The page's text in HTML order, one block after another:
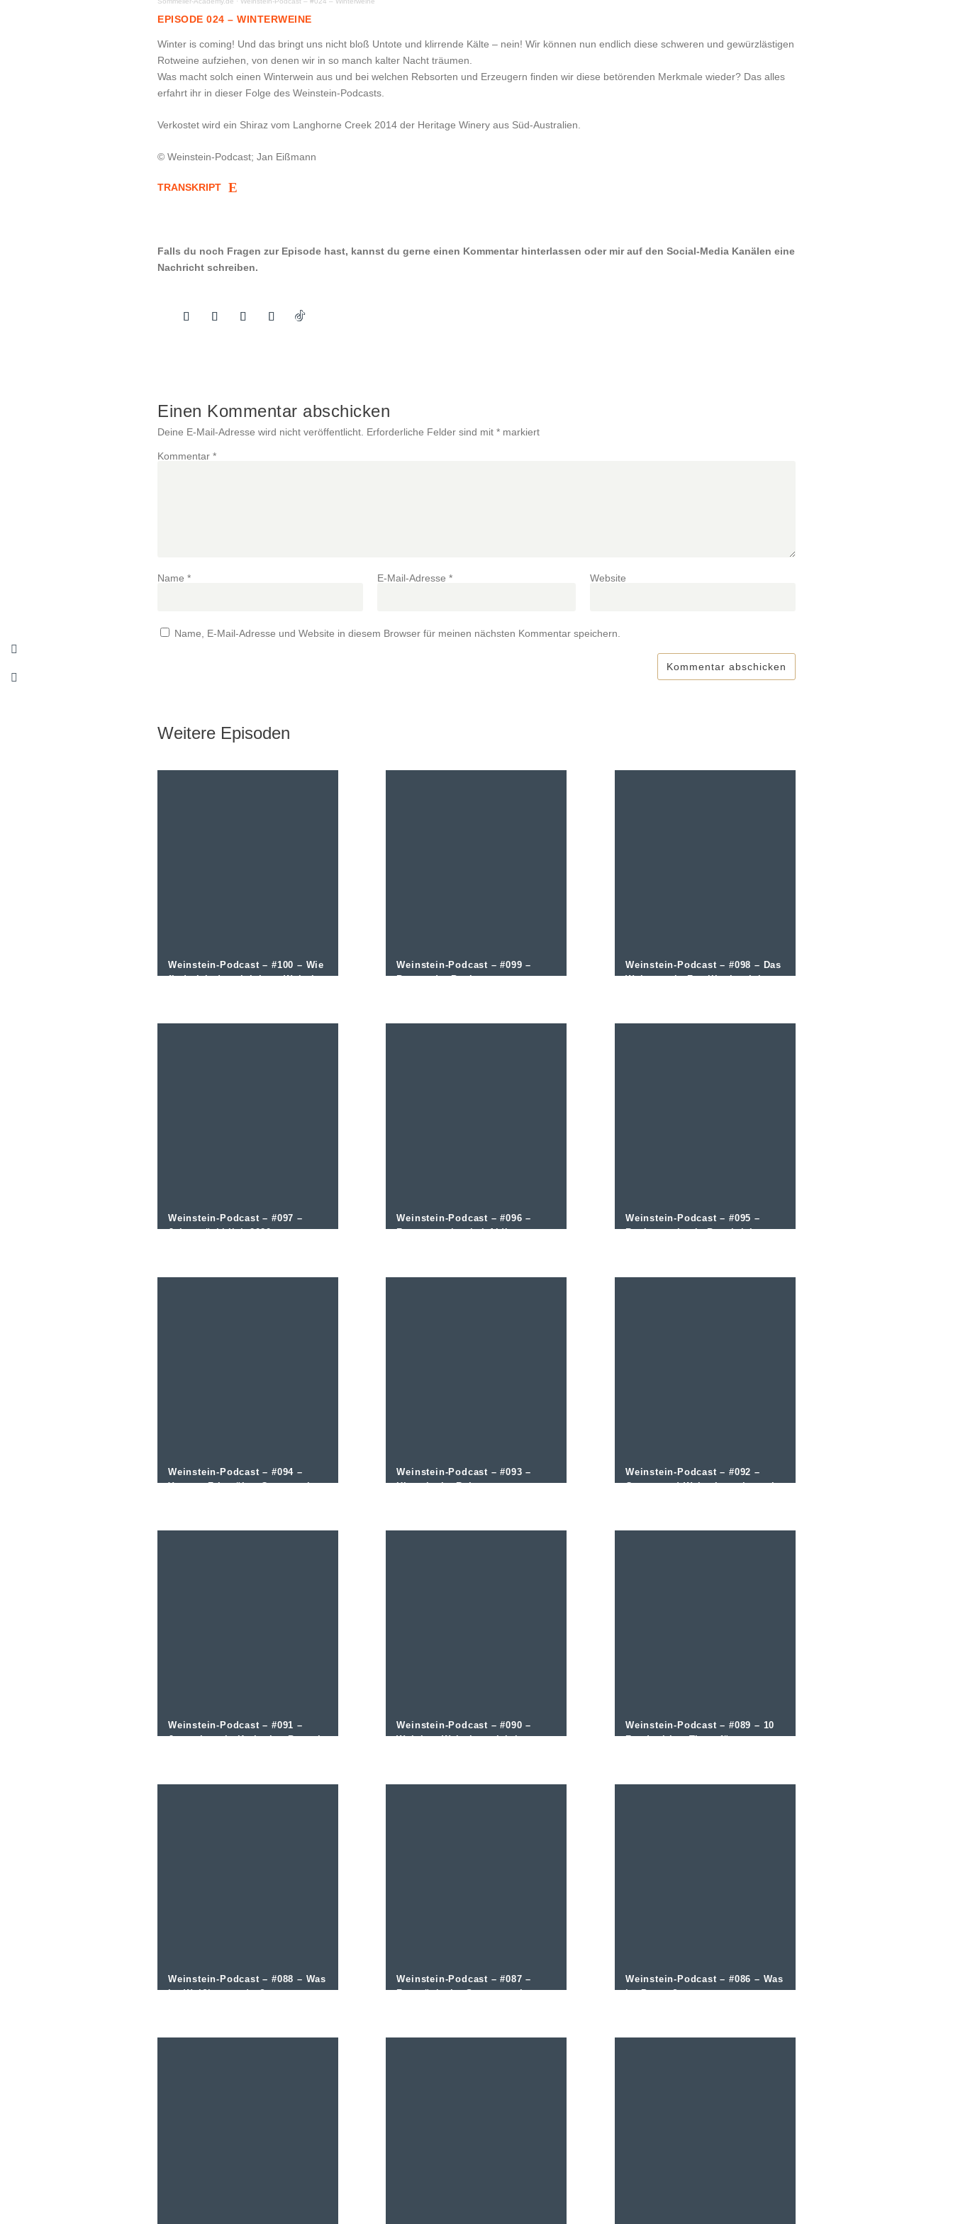
EPISODE 024 – WINTERWEINE
Winter is coming! Und das bringt uns nicht bloß Untote und klirrende Kälte – nein! Wir können nun endlich diese schweren und gewürzlästigen
Rotweine aufziehen, von denen wir in so manch kalter Nacht träumen.
Was macht solch einen Winterwein aus und bei welchen Rebsorten und Erzeugern finden wir diese betörenden Merkmale wieder? Das alles
erfahrt ihr in dieser Folge des Weinstein-Podcasts.
Verkostet wird ein Shiraz vom Langhorne Creek 2014 der Heritage Winery aus Süd-Australien.
© Weinstein-Podcast; Jan Eißmann
TRANSKRIPT
Falls du noch Fragen zur Episode hast, kannst du gerne einen Kommentar hinterlassen oder mir auf den Social-Media Kanälen eine
Nachricht schreiben.
Einen Kommentar abschicken
Deine E-Mail-Adresse wird nicht veröffentlicht. Erforderliche Felder sind mit * markiert
Kommentar *
Name * E-Mail-Adresse * Website
Name, E-Mail-Adresse und Website in diesem Browser für meinen nächsten Kommentar speichern.
Kommentar abschicken
Weitere Episoden
Weinstein-Podcast – #100 – Wie
finde ich den richtigen Wein in
Weinstein-Podcast – #099 –
Burgund – Basics
Weinstein-Podcast – #098 – Das
Weingut als Familienbetrieb
Weinstein-Podcast – #097 –
Jahresrückblick 2020
Weinstein-Podcast – #096 –
Festtagsweine bei Aldi
Weinstein-Podcast – #095 –
Regionencheck: Beaujolais
Weinstein-Podcast – #094 –
Yvonne Fries über Genuss als
Weinstein-Podcast – #093 –
Historische Rebsorten –
Weinstein-Podcast – #092 –
Gastro und Wein: Interview mit
Weinstein-Podcast – #091 –
Jungwinzerin Katharina Bausch
Weinstein-Podcast – #090 –
Welchen Wein kann ich lange
Weinstein-Podcast – #089 – 10
Foodpairing Tipps für
Weinstein-Podcast – #088 – Was
ist Weißburgunder?
Weinstein-Podcast – #087 –
Französische Sommerweine
Weinstein-Podcast – #086 – Was
ist Petnat?